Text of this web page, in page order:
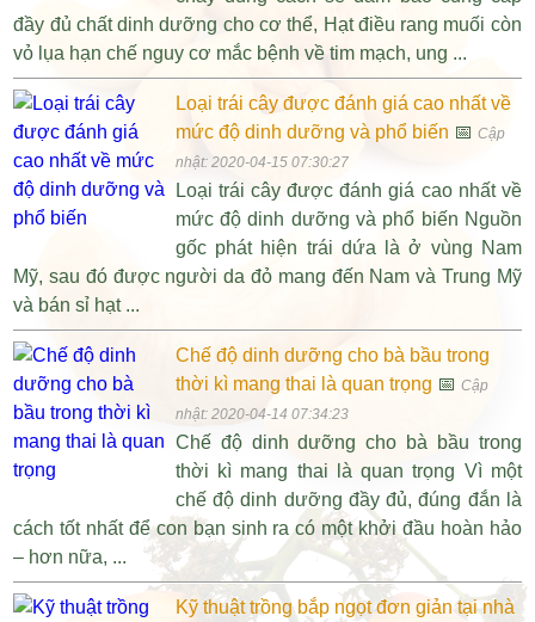
đầy đủ chất dinh dưỡng cho cơ thể, Hạt điều rang muối còn
vỏ lụa hạn chế nguy cơ mắc bệnh về tim mạch, ung ...
Loại trái cây được đánh giá cao nhất về
mức độ dinh dưỡng và phổ biến 📅 Cập
nhật: 2020-04-15 07:30:27
Loại trái cây được đánh giá cao nhất về
mức độ dinh dưỡng và phổ biến Nguồn
gốc phát hiện trái dứa là ở vùng Nam
Mỹ, sau đó được người da đỏ mang đến Nam và Trung Mỹ
và bán sỉ hạt ...
Chế độ dinh dưỡng cho bà bầu trong
thời kì mang thai là quan trọng 📅 Cập
nhật: 2020-04-14 07:34:23
Chế độ dinh dưỡng cho bà bầu trong
thời kì mang thai là quan trọng Vì một
chế độ dinh dưỡng đầy đủ, đúng đắn là
cách tốt nhất để con bạn sinh ra có một khởi đầu hoàn hảo
– hơn nữa, ...
Kỹ thuật trồng bắp ngọt đơn giản tại nhà